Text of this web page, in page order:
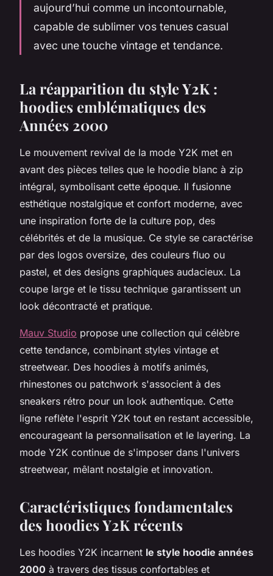
aujourd’hui comme un incontournable,
capable de sublimer vos tenues casual
avec une touche vintage et tendance.
La réapparition du style Y2K :
hoodies emblématiques des
Années 2000
Le mouvement revival de la mode Y2K met en
avant des pièces telles que le hoodie blanc à zip
intégral, symbolisant cette époque. Il fusionne
esthétique nostalgique et confort moderne, avec
une inspiration forte de la culture pop, des
célébrités et de la musique. Ce style se caractérise
par des logos oversize, des couleurs fluo ou
pastel, et des designs graphiques audacieux. La
coupe large et le tissu technique garantissent un
look décontracté et pratique.
Mauv Studio propose une collection qui célèbre
cette tendance, combinant styles vintage et
streetwear. Des hoodies à motifs animés,
rhinestones ou patchwork s'associent à des
sneakers rétro pour un look authentique. Cette
ligne reflète l'esprit Y2K tout en restant accessible,
encourageant la personnalisation et le layering. La
mode Y2K continue de s'imposer dans l'univers
streetwear, mêlant nostalgie et innovation.
Caractéristiques fondamentales
des hoodies Y2K récents
Les hoodies Y2K incarnent le style hoodie années
2000 à travers des tissus confortables et